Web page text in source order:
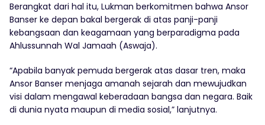
Berangkat dari hal itu, Lukman berkomitmen bahwa Ansor
Banser ke depan bakal bergerak di atas panji-panji
kebangsaan dan keagamaan yang berparadigma pada
Ahlussunnah Wal Jamaah (Aswaja).
“Apabila banyak pemuda bergerak atas dasar tren, maka
Ansor Banser menjaga amanah sejarah dan mewujudkan
visi dalam mengawal keberadaan bangsa dan negara. Baik
di dunia nyata maupun di media sosial,” lanjutnya.